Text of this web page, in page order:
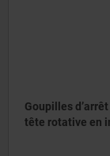
Goupilles
tête rotative en